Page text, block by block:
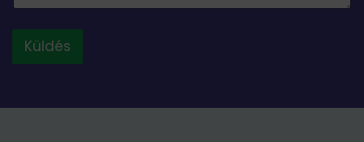
Küldés